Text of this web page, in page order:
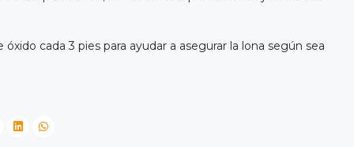
cada 3 pies para ayudar a asegurar la lona según sea